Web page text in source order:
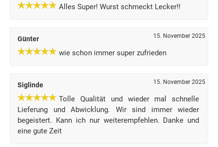
Alles Super! Wurst schmeckt Lecker!!
Günter 15. November 2025
wie schon immer super zufrieden
Siglinde 15. November 2025
Tolle Qualität und wieder mal schnelle
Lieferung und Abwicklung. Wir sind immer wieder
begeistert. Kann ich nur weiterempfehlen. Danke und
eine gute Zeit